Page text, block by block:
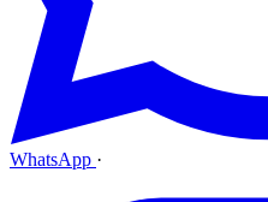
WhatsApp ·